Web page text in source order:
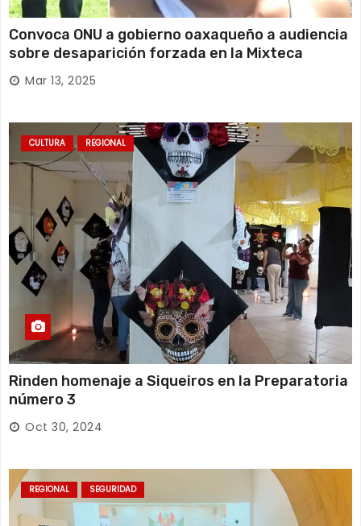
Convoca ONU a gobierno oaxaqueño a audiencia
sobre desaparición forzada en la Mixteca
Mar 13, 2025
CULTURA REGIONAL
Rinden homenaje a Siqueiros en la Preparatoria
número 3
Oct 30, 2024
REGIONAL SEGURIDAD